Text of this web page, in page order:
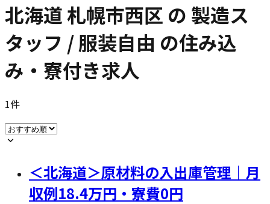
北海道 札幌市西区 の 製造ス
タッフ / 服装自由 の住み込
み・寮付き求人
1件
＜北海道＞原材料の入出庫管理｜月
収例18.4万円・寮費0円